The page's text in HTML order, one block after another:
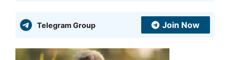
Telegram Group Join Now